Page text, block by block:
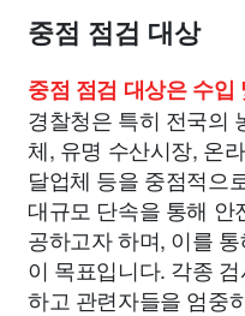
중점 점검 대상
중점 점검 대상은 수입
경찰청은 특히 전국의
체, 유명 수산시장, 온
달업체 등을 중점적으
대규모 단속을 통해 안
공하고자 하며, 이를
이 목표입니다. 각종
하고 관련자들을 엄중